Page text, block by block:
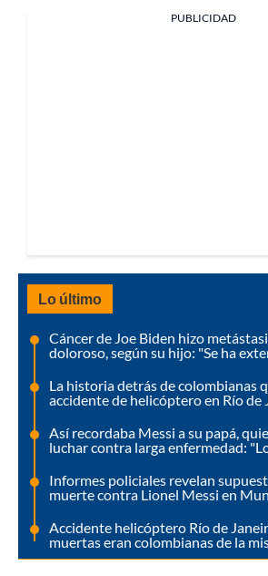
PUBLICIDAD
Lo último
Cáncer de Joe Biden hizo
doloroso, según su hijo: "Se ha
La historia detrás de colombianas
accidente de helicóptero en Río de
Así recordaba Messi a su papá,
luchar contra larga enfermedad:
Informes policiales revelan
muerte contra Lionel Messi en
Accidente helicóptero Río de
muertas eran colombianas de la